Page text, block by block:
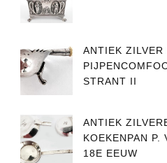
ANTIEK ZILVER
STRANT II
ANTIEK
KOEKENPAN P.
18E EEUW